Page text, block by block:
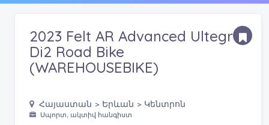
2023 Felt AR Advanced Ultegra
Di2 Road Bike
(WAREHOUSEBIKE)
Հայաստան > Երևան > Կենտրոն
Սպորտ, ակտիվ հանգիստ